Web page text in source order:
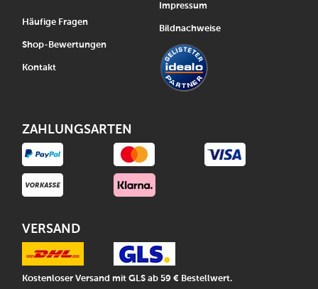
Häufige Fragen
Shop-Bewertungen
Kontakt
Impressum
Bildnachweise
ZAHLUNGSARTEN
VERSAND
Kostenloser Versand mit GLS ab 59 € Bestellwert.